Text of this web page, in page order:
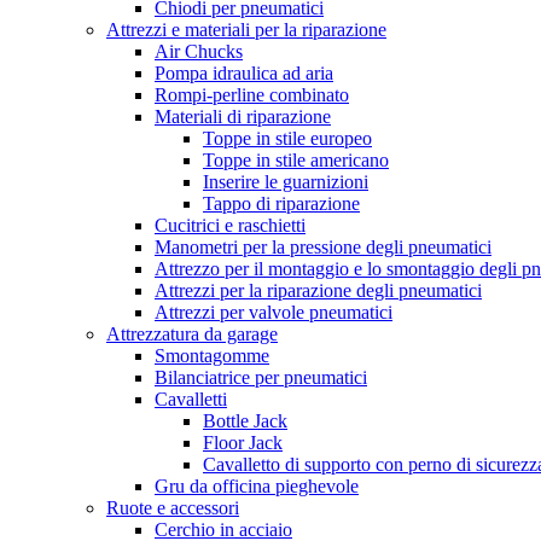
Chiodi per pneumatici
Attrezzi e materiali per la riparazione
Air Chucks
Pompa idraulica ad aria
Rompi-perline combinato
Materiali di riparazione
Toppe in stile europeo
Toppe in stile americano
Inserire le guarnizioni
Tappo di riparazione
Cucitrici e raschietti
Manometri per la pressione degli pneumatici
Attrezzo per il montaggio e lo smontaggio degli
Attrezzi per la riparazione degli pneumatici
Attrezzi per valvole pneumatici
Attrezzatura da garage
Smontagomme
Bilanciatrice per pneumatici
Cavalletti
Bottle Jack
Floor Jack
Cavalletto di supporto con perno di
Gru da officina pieghevole
Ruote e accessori
Cerchio in acciaio